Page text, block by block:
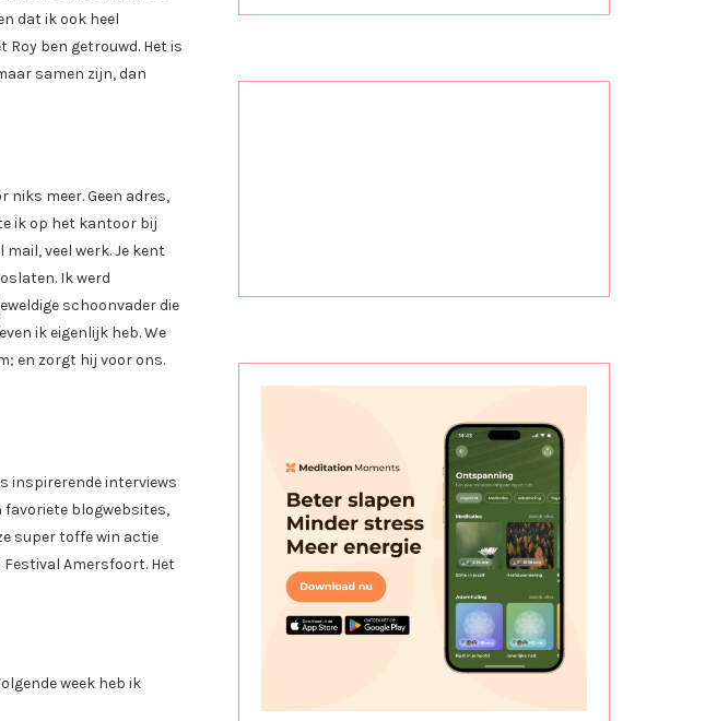
dat ik ook heel
ben getrouwd. Het is
samen zijn, dan
niks meer. Geen adres,
ik op het kantoor bij
veel werk. Je kent
Ik werd
schoonvader die
ik eigenlijk heb. We
en zorgt hij voor ons.
inspirerende interviews
favoriete blogwebsites,
super toffe win actie
Amersfoort. Het
week heb ik